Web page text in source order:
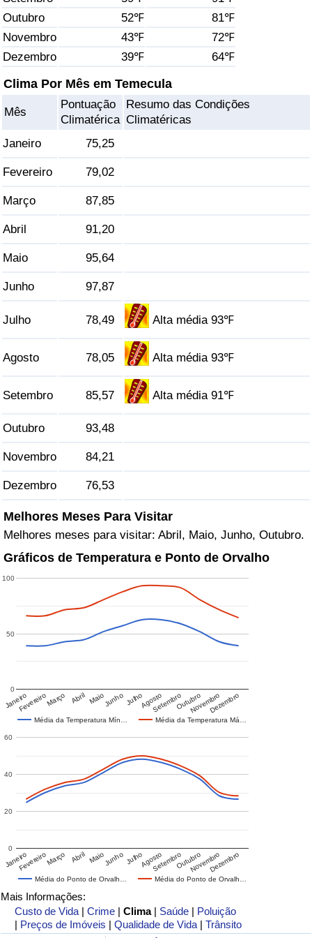
Outubro
52℉
81℉
Novembro
43℉
72℉
Dezembro
39℉ 64℉
Clima Por Mês em Temecula
Mês
Pontuação
Climatérica
Resumo das Condições
Climatéricas
Janeiro
75,25
Fevereiro 79,02
Março 87,85
Abril 91,20
Maio 95,64
Junho 97,87
Julho 78,49 Alta média 93℉
Agosto 78,05 Alta média 93℉
Setembro 85,57 Alta média 91℉
Outubro 93,48
Novembro 84,21
Dezembro 76,53
Melhores Meses Para Visitar
Melhores meses para visitar: Abril, Maio, Junho, Outubro.
Gráficos de Temperatura e Ponto de Orvalho
Média da Temperatura Mín… Média da Temperatura Má…
JaneiroFevereiroMarço Abril MaioJunho JulhoAgostoSetembroOutubroNovembroDezembro
0
50
100
Média do Ponto de Orvalh… Média do Ponto de Orvalh…
JaneiroFevereiroMarço Abril MaioJunho JulhoAgostoSetembroOutubroNovembroDezembro
0
20
40
60
Mais Informações:
Custo de Vida |Crime |Clima | Saúde | Poluição
| Preços de Imóveis |Qualidade de Vida |Trânsito
Saúde
Indicador de Saúde (Atual)
Poluição
Indicador de Poluição (Atual)
Índice de poluição
Indicador de Trânsito (Atual)